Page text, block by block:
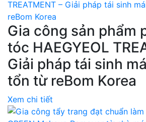
Gia công sản phẩm
tóc HAEGYEOL
Giải pháp tái sinh
tổn từ reBom Korea
Xem chi tiết